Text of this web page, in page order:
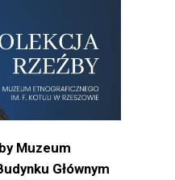
Muzeum
Głównym